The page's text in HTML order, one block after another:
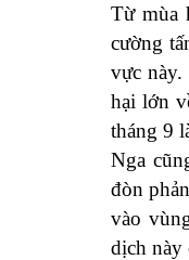
Từ mùa
cường
vực
hại lớn
tháng 9
Nga
đòn
vào
dịch này